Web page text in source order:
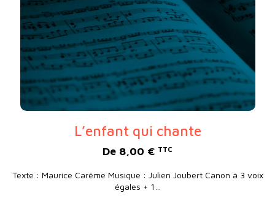
L’enfant qui chante
De 8,00 € TTC
Texte : Maurice Carême Musique : Julien Joubert Canon à 3 voix
égales + 1…